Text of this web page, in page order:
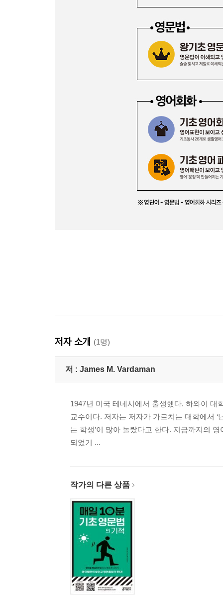
저자 소개 (1명)
저 : James M. Vardaman
1947년 미국 테네시에서 출생했다. 하와이
교수이다. 저자는 저자가 가르치는 대학에서
는 학생’이 많아 놀랐다고 한다. 지금까지의
되었기 ...
작가의 다른 상품